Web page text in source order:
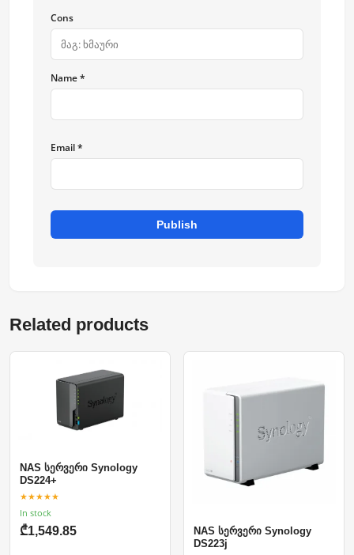
Cons
Name *
Email *
Publish
Related products
NAS სერვერი Synology
DS224+
★★★★★
In stock
₾1,549.85
NAS სერვერი Synology
DS223j